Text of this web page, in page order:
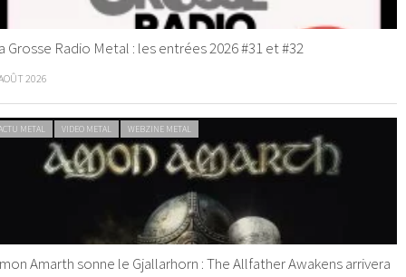
Grosse Radio Metal : les entrées 2026 #31 et #32
2026
METAL VIDEO METAL WEBZINE METAL
Amarth sonne le Gjallarhorn : The Allfather Awakens arrivera